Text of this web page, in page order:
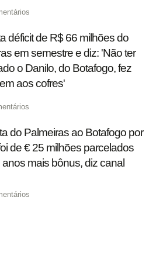
déficit de R$ 66 milhões do
em semestre e diz: 'Não ter
o Danilo, do Botafogo, fez
aos cofres'
do Palmeiras ao Botafogo por
de € 25 milhões parcelados
mais bônus, diz canal